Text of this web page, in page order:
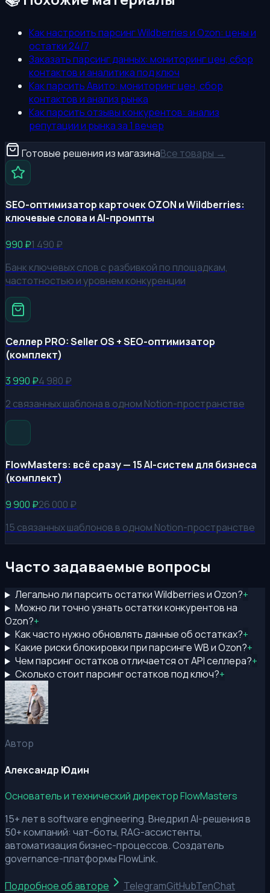
Как настроить парсинг Wildberries и Ozon: цены и
остатки 24/7
Заказать парсинг данных: мониторинг цен, сбор
контактов и аналитика под ключ
Как парсить Авито: мониторинг цен, сбор
контактов и анализ рынка
Как парсить отзывы конкурентов: анализ
репутации и рынка за 1 вечер
Готовые решения из магазинаВсе товары →
SEO-оптимизатор карточек OZON и Wildberries:
ключевые слова и AI-промпты
990 ₽1 490 ₽
Банк ключевых слов с разбивкой по площадкам,
частотностью и уровнем конкуренции
Селлер PRO: Seller OS + SEO-оптимизатор
(комплект)
3 990 ₽4 980 ₽
2 связанных шаблона в одном Notion-пространстве
FlowMasters: всё сразу — 15 AI-систем для бизнеса
(комплект)
9 900 ₽26 000 ₽
15 связанных шаблонов в одном Notion-пространстве
Часто задаваемые вопросы
Легально ли парсить остатки Wildberries и Ozon?+
Можно ли точно узнать остатки конкурентов на
Ozon?+
Как часто нужно обновлять данные об остатках?+
Какие риски блокировки при парсинге WB и Ozon?+
Чем парсинг остатков отличается от API селлера?+
Сколько стоит парсинг остатков под ключ?+
Автор
Александр Юдин
Основатель и технический директор FlowMasters
15+ лет в software engineering. Внедрил AI-решения в
50+ компаний: чат-боты, RAG-ассистенты,
автоматизация бизнес-процессов. Создатель
governance-платформы FlowLink.
Подробное об авторе TelegramGitHubTenChat